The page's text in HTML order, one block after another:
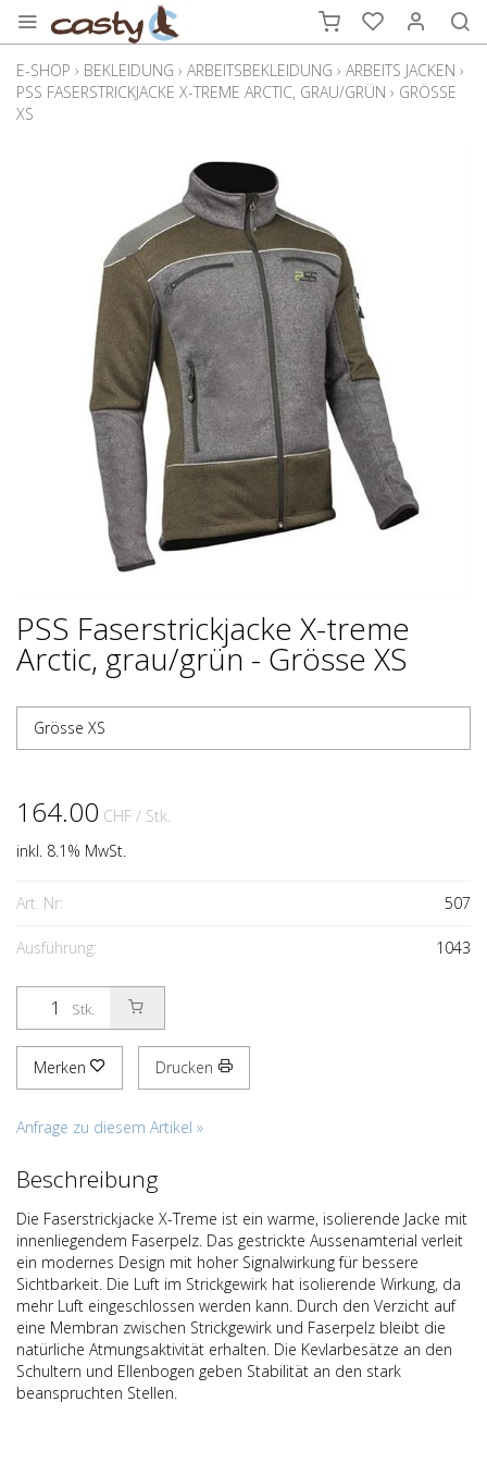
E-SHOP › BEKLEIDUNG › ARBEITSBEKLEIDUNG › ARBEITS JACKEN ›
PSS FASERSTRICKJACKE X-TREME ARCTIC, GRAU/GRÜN › GRÖSSE
XS
PSS Faserstrickjacke X-treme
Arctic, grau/grün - Grösse XS
Grösse XS
164.00 CHF / Stk.
inkl. 8.1% MwSt.
Art. Nr: 507
Ausführung: 1043
Stk.
Merken Drucken
Anfrage zu diesem Artikel »
Beschreibung
Die Faserstrickjacke X-Treme ist ein warme, isolierende Jacke mit
innenliegendem Faserpelz. Das gestrickte Aussenamterial verleit
ein modernes Design mit hoher Signalwirkung für bessere
Sichtbarkeit. Die Luft im Strickgewirk hat isolierende Wirkung, da
mehr Luft eingeschlossen werden kann. Durch den Verzicht auf
eine Membran zwischen Strickgewirk und Faserpelz bleibt die
natürliche Atmungsaktivität erhalten. Die Kevlarbesätze an den
Schultern und Ellenbogen geben Stabilität an den stark
beanspruchten Stellen.